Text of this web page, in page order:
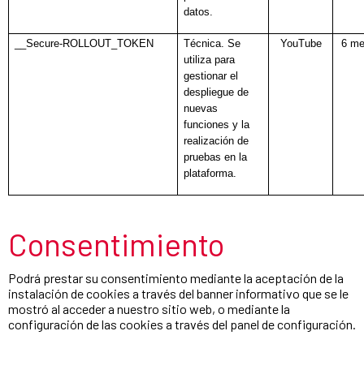
datos.
__Secure-ROLLOUT_TOKEN
Técnica. Se
utiliza para
gestionar el
despliegue de
nuevas
funciones y la
realización de
pruebas en la
plataforma.
YouTube 6
Consentimiento
Podrá prestar su consentimiento mediante la aceptación de la
instalación de cookies a través del banner informativo que se le
mostró al acceder a nuestro sitio web, o mediante la
configuración de las cookies a través del panel de configuración.